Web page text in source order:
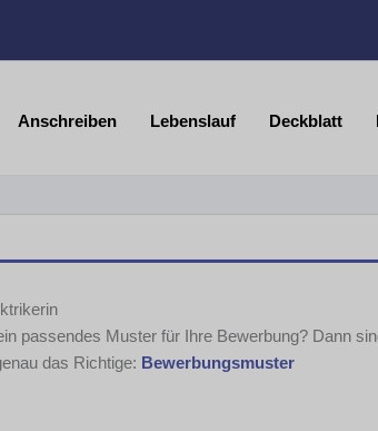
Anschreiben Lebenslauf Deckblatt
passendes Muster für Ihre Bewerbung? Dann
das Richtige: Bewerbungsmuster